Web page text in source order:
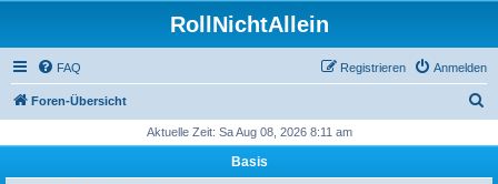
RollNichtAllein
FAQ Anmelden
Registrieren
Foren-Übersicht
h
Aktuelle Zeit: Sa Aug 08, 2026 8:11 am
Basis